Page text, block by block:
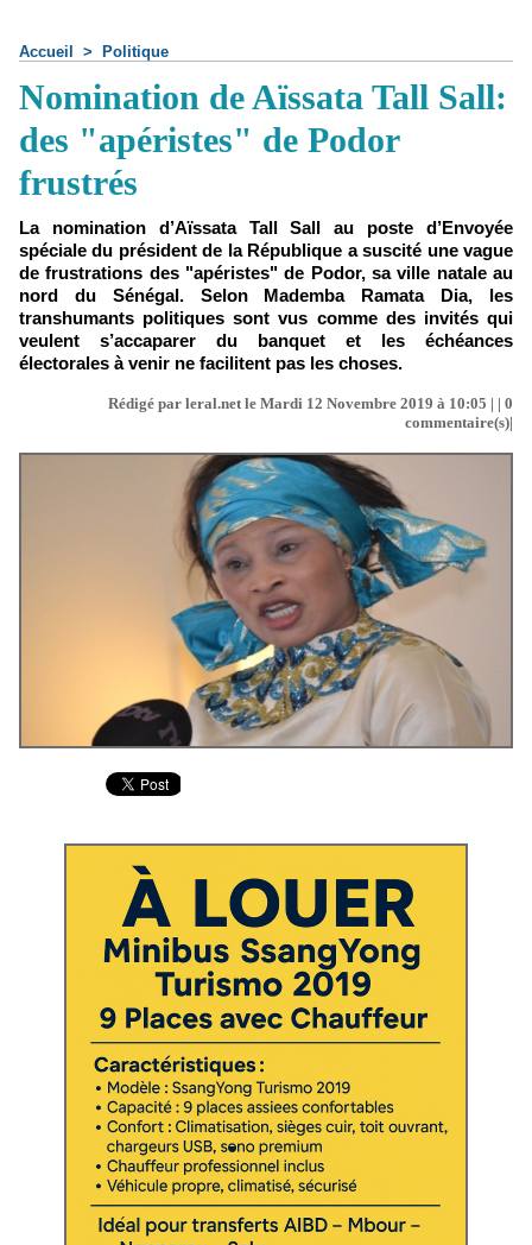
Accueil > Politique
Nomination de Aïssata Tall Sall:
des "apéristes" de Podor
frustrés
La nomination d’Aïssata Tall Sall au poste d’Envoyée
spéciale du président de la République a suscité une vague
de frustrations des "apéristes" de Podor, sa ville natale au
nord du Sénégal. Selon Mademba Ramata Dia, les
transhumants politiques sont vus comme des invités qui
veulent s’accaparer du banquet et les échéances
électorales à venir ne facilitent pas les choses.
Rédigé par leral.net le Mardi 12 Novembre 2019 à 10:05 | | 0
commentaire(s)|